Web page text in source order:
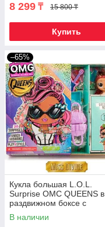
8 299 ₸ 15 800 ₸
Купить
–65%
Кукла большая L.O.L.
Surprise OMC QUEENS в
раздвижном боксе с
сюрпризами {кукла 23см,
качественная реплика}
В наличии